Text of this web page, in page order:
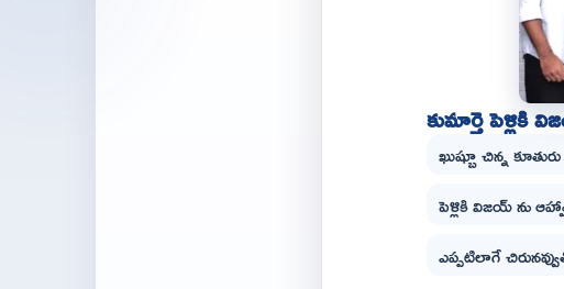
కుమార్తె పెళ్లికి
ఖుష్బూ చిన్న
పెళ్లికి విజయ్ ను
ఎప్పటిలాగే